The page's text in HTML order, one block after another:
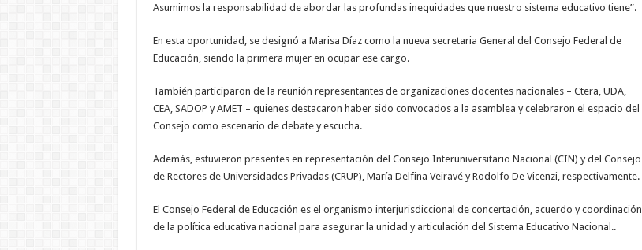
Asumimos la responsabilidad de abordar las profundas inequidades que nuestro sistema educativo tiene”.
En esta oportunidad, se designó a Marisa Díaz como la nueva secretaria General del Consejo Federal de
Educación, siendo la primera mujer en ocupar ese cargo.
También participaron de la reunión representantes de organizaciones docentes nacionales – Ctera, UDA,
CEA, SADOP y AMET – quienes destacaron haber sido convocados a la asamblea y celebraron el espacio del
Consejo como escenario de debate y escucha.
Además, estuvieron presentes en representación del Consejo Interuniversitario Nacional (CIN) y del Consejo
de Rectores de Universidades Privadas (CRUP), María Delfina Veiravé y Rodolfo De Vicenzi, respectivamente.
El Consejo Federal de Educación es el organismo interjurisdiccional de concertación, acuerdo y coordinación
de la política educativa nacional para asegurar la unidad y articulación del Sistema Educativo Nacional..